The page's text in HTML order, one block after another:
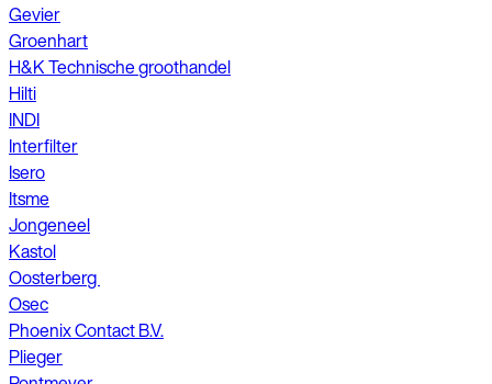
Gevier
Groenhart
H&K Technische groothandel
Hilti
INDI
Interfilter
Isero
Itsme
Jongeneel
Kastol
Oosterberg
Osec
Phoenix Contact B.V.
Plieger